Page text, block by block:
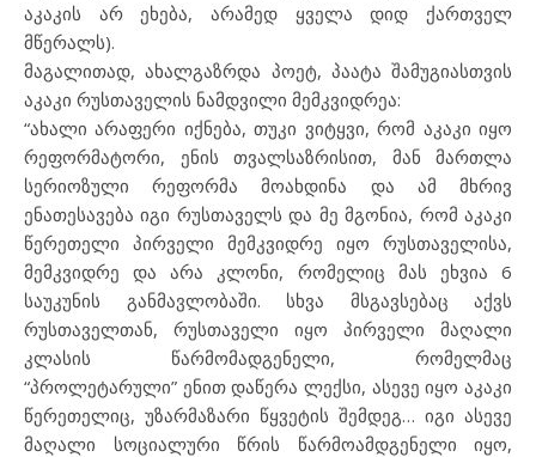
აკაკის არ ეხება, არამედ ყველა დიდ ქართველ
მწერალს).
მაგალითად, ახალგაზრდა პოეტ, პაატა შამუგიასთვის
აკაკი რუსთაველის ნამდვილი მემკვიდრეა:
“ახალი არაფერი იქნება, თუკი ვიტყვი, რომ აკაკი იყო
რეფორმატორი, ენის თვალსაზრისით, მან მართლა
სერიოზული რეფორმა მოახდინა და ამ მხრივ
ენათესავება იგი რუსთაველს და მე მგონია, რომ აკაკი
წერეთელი პირველი მემკვიდრე იყო რუსთაველისა,
მემკვიდრე და არა კლონი, რომელიც მას ეხვია 6
საუკუნის განმავლობაში. სხვა მსგავსებაც აქვს
რუსთაველთან, რუსთაველი იყო პირველი მაღალი
კლასის წარმომადგენელი, რომელმაც
“პროლეტარული” ენით დაწერა ლექსი, ასევე იყო აკაკი
წერეთელიც, უზარმაზარი წყვეტის შემდეგ… იგი ასევე
მაღალი სოციალური წრის წარმოამდგენელი იყო,